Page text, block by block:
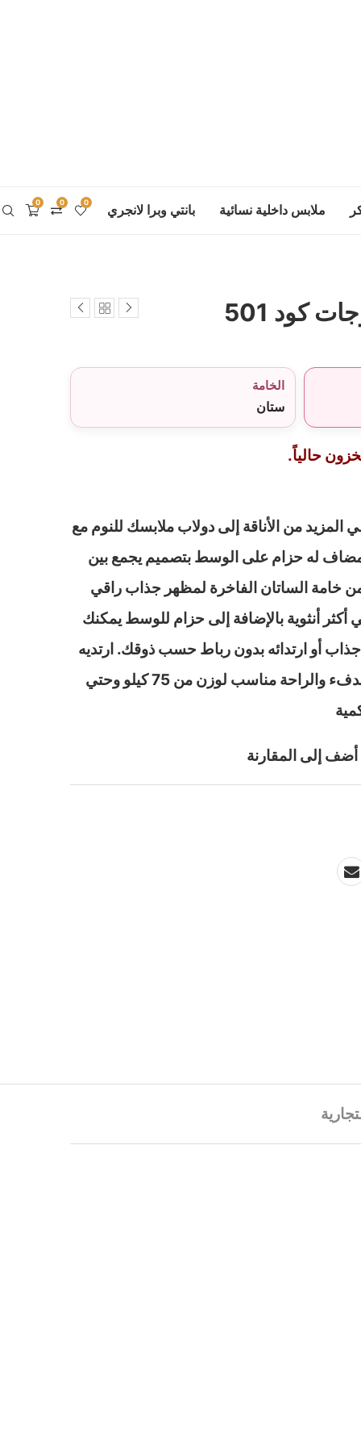
ملابس داخلية نسائية بانتي وبرا لانجري 0 0 0
كود 501
الخامة
ستان
حالياً.
من الأناقة إلى دولاب ملابسك للنوم مع
له حزام على الوسط بتصميم يجمع بين
من خامة الساتان الفاخرة لمظهر جذاب راقي
أكثر أنثوية بالإضافة إلى حزام للوسط يمكنك
أو ارتدائه بدون رباط حسب ذوقك. ارتديه
فوق أي لانجيري لمزيد من الدفء والراحة مناسب لوزن من 75 كيلو وحتي
أضف إلى المقارنة